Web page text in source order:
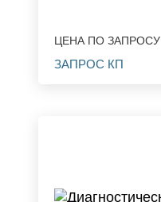
ЦЕНА ПО ЗАПРОСУ
ЗАПРОС КП